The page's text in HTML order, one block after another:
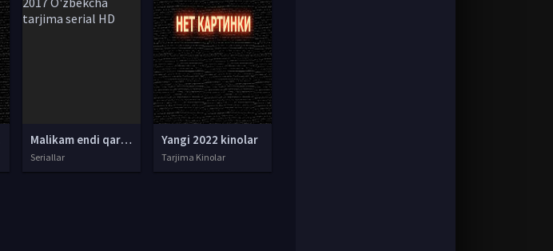
Malikam endi qara Turk serial Barcha qismlar Uzbek tilida 2017 O'zbekcha tarjima serial HD
Seriallar
Yangi 2022 kinolar
Tarjima Kinolar